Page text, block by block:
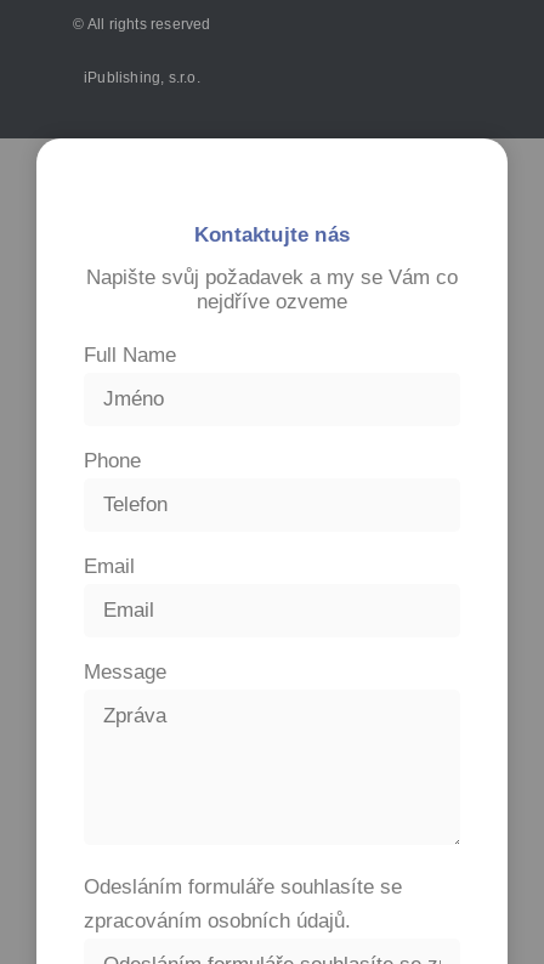
© All rights reserved
iPublishing, s.r.o.
Kontaktujte nás
Napište svůj požadavek a my se Vám co
nejdříve ozveme
Full Name
Phone
Email
Message
Odesláním formuláře souhlasíte se
zpracováním osobních údajů.